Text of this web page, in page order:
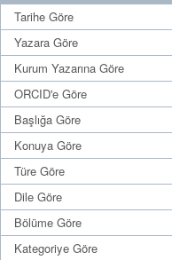
Tarihe Göre
Yazara Göre
Kurum Yazarına Göre
ORCID'e Göre
Başlığa Göre
Konuya Göre
Türe Göre
Dile Göre
Bölüme Göre
Kategoriye Göre